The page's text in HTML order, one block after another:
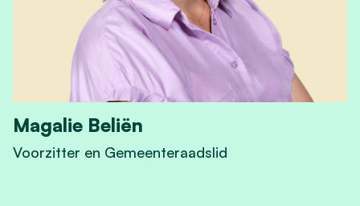
Magalie Beliën
Voorzitter en Gemeenteraadslid